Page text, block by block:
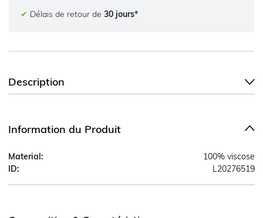
✔ Délais de retour de 30 jours*
Description
Information du Produit
Material:
100% viscose
ID:
L20276519